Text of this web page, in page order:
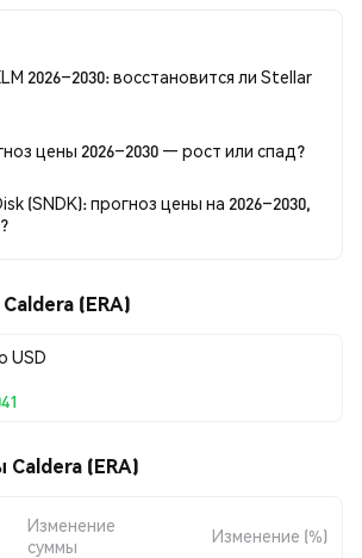
2026–2030: восстановится ли Stellar
цены 2026–2030 — рост или спад?
(SNDK): прогноз цены на 2026–2030,
(ERA)
USD
(ERA)
Изменение
суммы
Изменение (%)